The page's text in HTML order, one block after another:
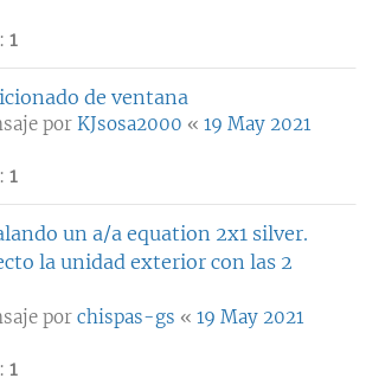
1
de ventana
por KJsosa2000 « 19 May 2021
1
un a/a equation 2x1 silver.
la unidad exterior con las 2
por chispas-gs « 19 May 2021
1